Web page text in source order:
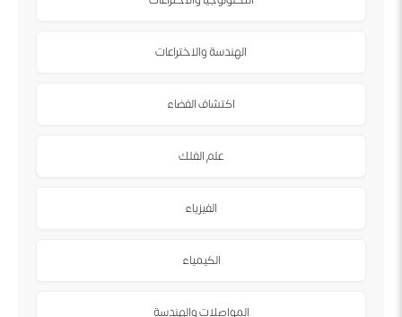
الهندسة والاختراعات
اكتشاف الفضاء
علم الفلك
الفيزياء
الكيمياء
المواصلات والهندسة